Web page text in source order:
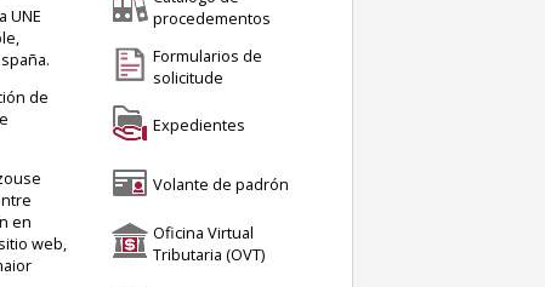
UNE
de
en
web,
procedementos
Formularios de
solicitude
Expedientes
Volante de padrón
Oficina Virtual
Tributaria (OVT)